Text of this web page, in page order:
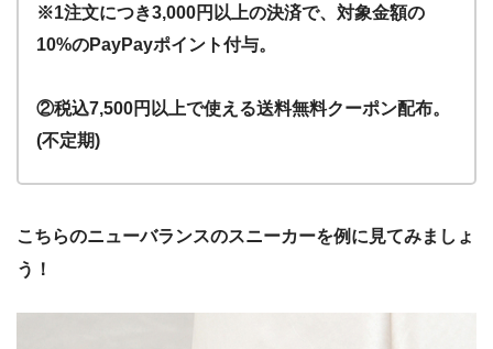
※1注文につき3,000円以上の決済で、対象金額の
10%のPayPayポイント付与。
②税込7,500円以上で使える送料無料クーポン配布。
(不定期)
こちらのニューバランスのスニーカーを例に見てみましょ
う！